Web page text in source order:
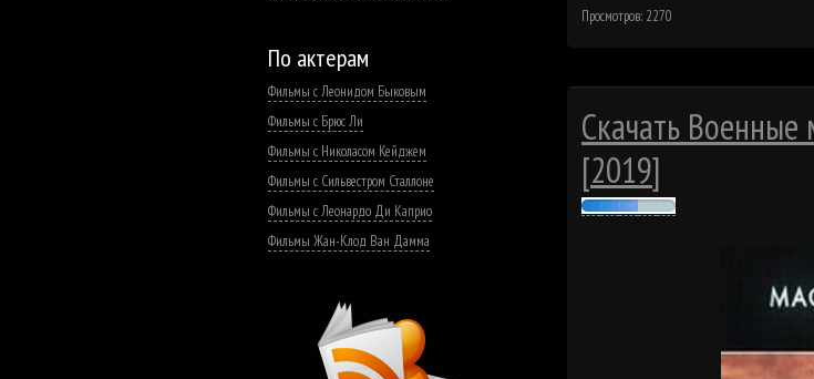
По актерам
Фильмы с Леонидом Быковым
Фильмы с Брюс Ли
Фильмы с Николасом Кейджем
Фильмы с Сильвестром Сталлоне
Фильмы с Леонардо Ди Каприо
Фильмы Жан-Клод Ван Дамма
Просмотров: 2270
Скачать
[2019]